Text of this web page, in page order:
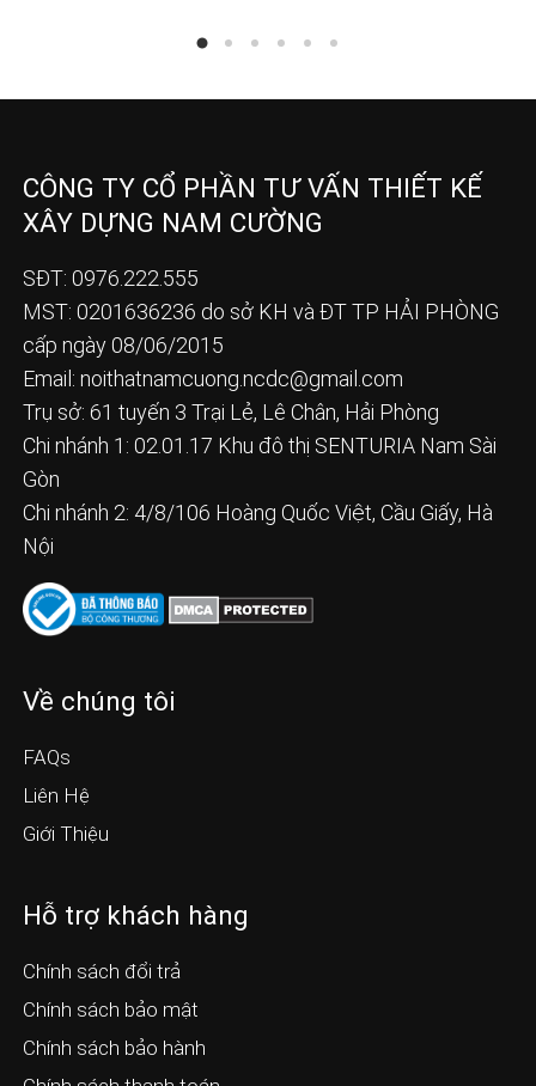
CÔNG TY CỔ PHẦN TƯ VẤN THIẾT KẾ
XÂY DỰNG NAM CƯỜNG
SĐT: 0976.222.555
MST: 0201636236 do sở KH và ĐT TP HẢI PHÒNG
cấp ngày 08/06/2015
Email: noithatnamcuong.ncdc@gmail.com
Trụ sở: 61 tuyến 3 Trại Lẻ, Lê Chân, Hải Phòng
Chi nhánh 1: 02.01.17 Khu đô thị SENTURIA Nam Sài
Gòn
Chi nhánh 2: 4/8/106 Hoàng Quốc Việt, Cầu Giấy, Hà
Nội
Về chúng tôi
FAQs
Liên Hệ
Giới Thiệu
Hỗ trợ khách hàng
Chính sách đổi trả
Chính sách bảo mật
Chính sách bảo hành